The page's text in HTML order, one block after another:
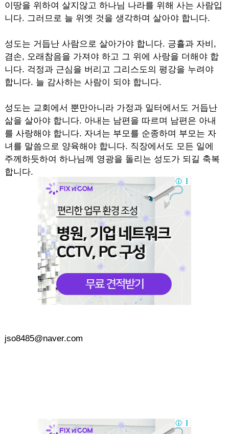
이땅을 위하여 살지않고 하나님 나라를 위해 사는 사람입
니다. 그러므로 늘 위엣 것을 생각하며 살아야 합니다.
성도는 거듭난 사람으로 살아가야 합니다. 긍휼과 자비,
겸손, 오래참음을 가져야 하고 그 위에 사랑을 더해야 합
니다. 걱정과 근심을 버리고 그리스도의 평강을 누려야
합니다. 늘 감사하는 사람이 되야 합니다.
성도는 교회에서 뿐만아니라 가정과 일터에서도 거듭난
삶을 살아야 합니다. 아내는 남편을 따르며 남편은 아내
를 사랑해야 합니다. 자녀는 부모를 순종하며 부모는 자
녀를 말씀으로 양육해야 합니다. 직장에서도 모든 일에
주께하듯하여 하나님께 영광을 돌리는 성도가 되길 축복
합니다.
jso8485@naver.com